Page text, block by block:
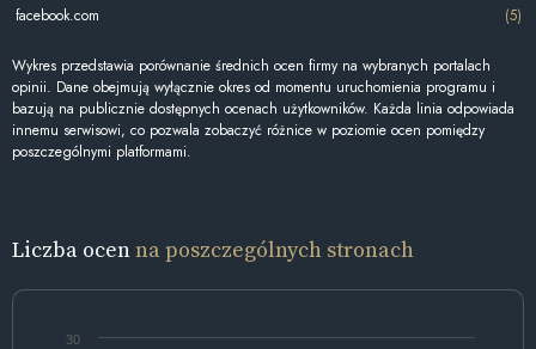
facebook.com (5)
Wykres przedstawia porównanie średnich ocen firmy na wybranych portalach
opinii. Dane obejmują wyłącznie okres od momentu uruchomienia programu i
bazują na publicznie dostępnych ocenach użytkowników. Każda linia odpowiada
innemu serwisowi, co pozwala zobaczyć różnice w poziomie ocen pomiędzy
poszczególnymi platformami.
Liczba ocenna poszczególnych stronach
30